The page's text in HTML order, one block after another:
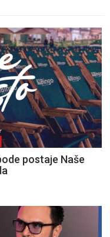
postaje Naše